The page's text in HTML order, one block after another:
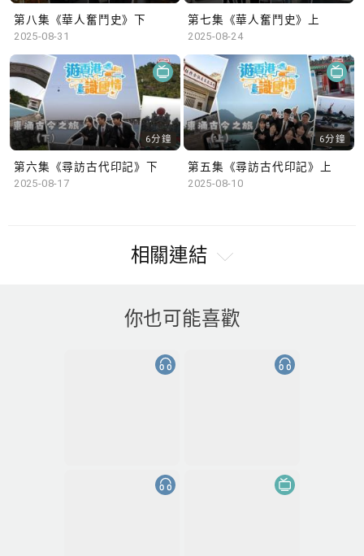
第八集《華人奮鬥史》下
2025-08-31
第七集《華人奮鬥史》上
2025-08-24
6分鐘
第六集《尋訪古代印記》下
2025-08-17
6分鐘
第五集《尋訪古代印記》上
2025-08-10
相關連結
你也可能喜歡